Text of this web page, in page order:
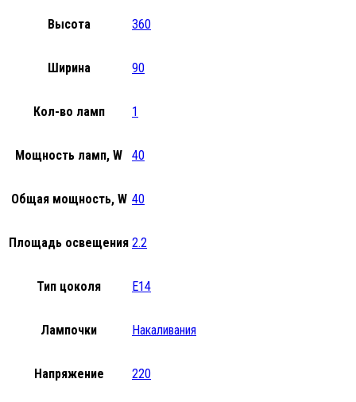
Высота 360
Ширина 90
Кол-во ламп 1
Мощность ламп, W 40
Общая мощность, W 40
Площадь освещения 2.2
Тип цоколя E14
Лампочки Накаливания
Напряжение 220